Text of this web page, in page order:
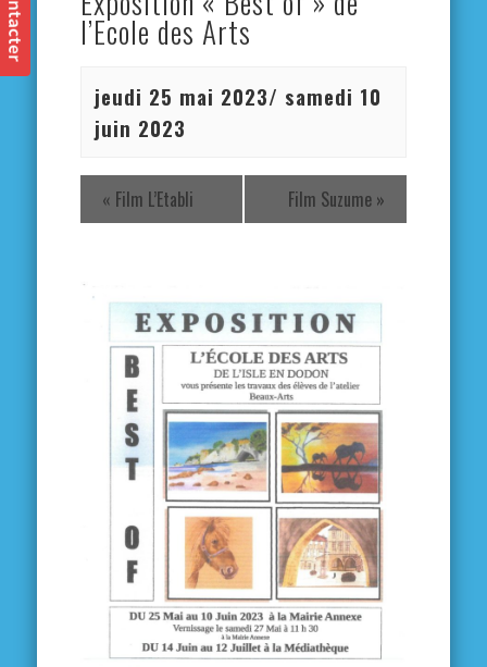
l’Ecole des Arts
jeudi 25 mai 2023/ samedi 10
juin 2023
« Film L’Etabli Film Suzume »